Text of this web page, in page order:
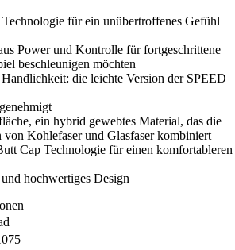
für ein unübertroffenes Gefühl
Power und Kontrolle für fortgeschrittene
beschleunigen möchten
die leichte Version der SPEED
ein hybrid gewebtes Material, das die
von Kohlefaser und Glasfaser kombiniert
Cap Technologie für einen komfortableren
hochwertiges Design